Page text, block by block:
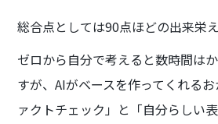
総合点としては90点ほどの出来栄
ゼロから自分で考えると数時間は
すが、AIがベースを作ってくれる
ァクトチェック」と「自分らしい